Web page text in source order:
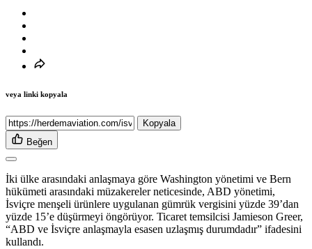
veya linki kopyala
Kopyala
Beğen
İki ülke arasındaki anlaşmaya göre Washington yönetimi ve Bern
hükümeti arasındaki müzakereler neticesinde, ABD yönetimi,
İsviçre menşeli ürünlere uygulanan gümrük vergisini yüzde 39’dan
yüzde 15’e düşürmeyi öngörüyor. Ticaret temsilcisi Jamieson Greer,
“ABD ve İsviçre anlaşmayla esasen uzlaşmış durumdadır” ifadesini
kullandı.